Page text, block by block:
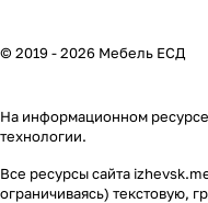
© 2019 - 2026 Мебель ЕСД
На информационном
технологии.
Все ресурсы сайта
ограничиваясь) текстовую,